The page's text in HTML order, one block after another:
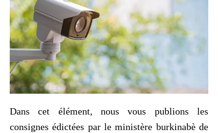
Dans cet élément, nous vous publions les
consignes édictées par le ministère burkinabè de